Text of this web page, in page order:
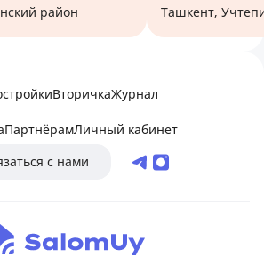
район
Ташкент,
ВторичкаЖурнал
ПартнёрамЛичный кабинет
с нами